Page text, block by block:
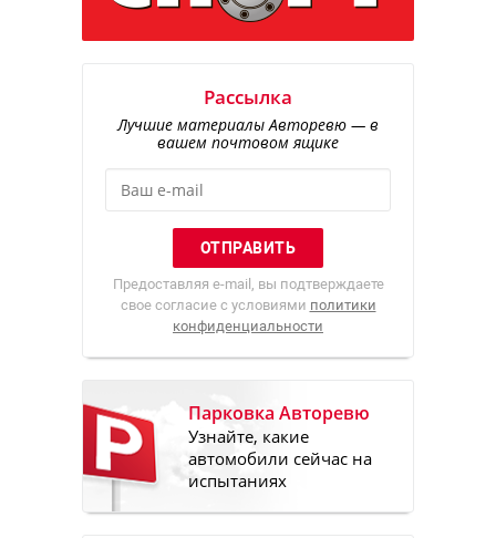
Рассылка
Лучшие материалы Авторевю — в
вашем почтовом ящике
Предоставляя e-mail, вы подтверждаете
свое согласие с условиями политики
конфиденциальности
Парковка Авторевю
Узнайте, какие
автомобили сейчас на
испытаниях